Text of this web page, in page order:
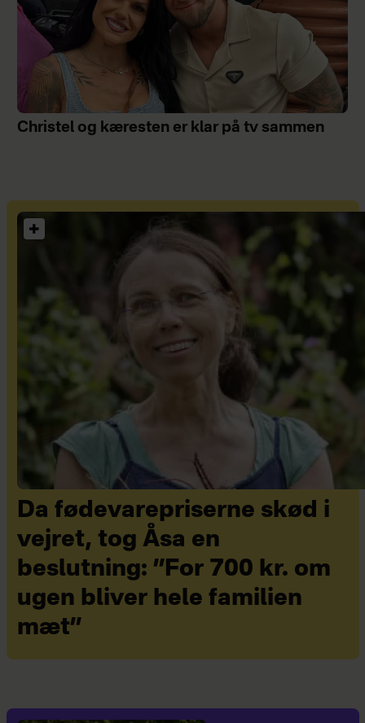
Christel og kæresten er klar på tv sammen
Da fødevarepriserne skød i
vejret, tog Åsa en
beslutning: ”For 700 kr. om
ugen bliver hele familien
mæt”